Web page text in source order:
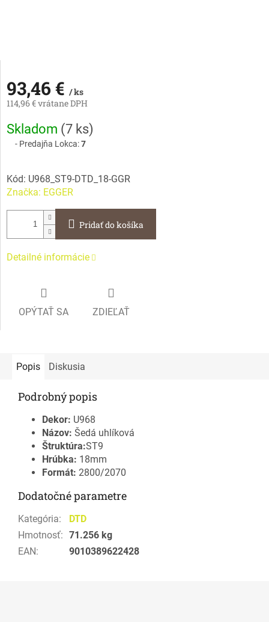
93,46 € / ks
114,96 € vrátane DPH
Jednotková
cena:
Skladom (7 ks)
Predajňa Lokca:7
Kód: U968_ST9-DTD_18-GGR
Značka: EGGER
Pridať do košíka
Detailné informácie
OPÝTAŤ SA ZDIEĽAŤ
Popis Diskusia
Podrobný popis
Dekor: U968
Názov: Šedá uhlíková
Štruktúra:ST9
Hrúbka: 18mm
Formát: 2800/2070
Dodatočné parametre
Kategória:
DTD
Hmotnosť: 71.256 kg
EAN: 9010389622428